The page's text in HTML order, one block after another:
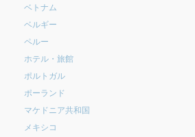
ベトナム
ベルギー
ペルー
ホテル・旅館
ポルトガル
ポーランド
マケドニア共和国
メキシコ